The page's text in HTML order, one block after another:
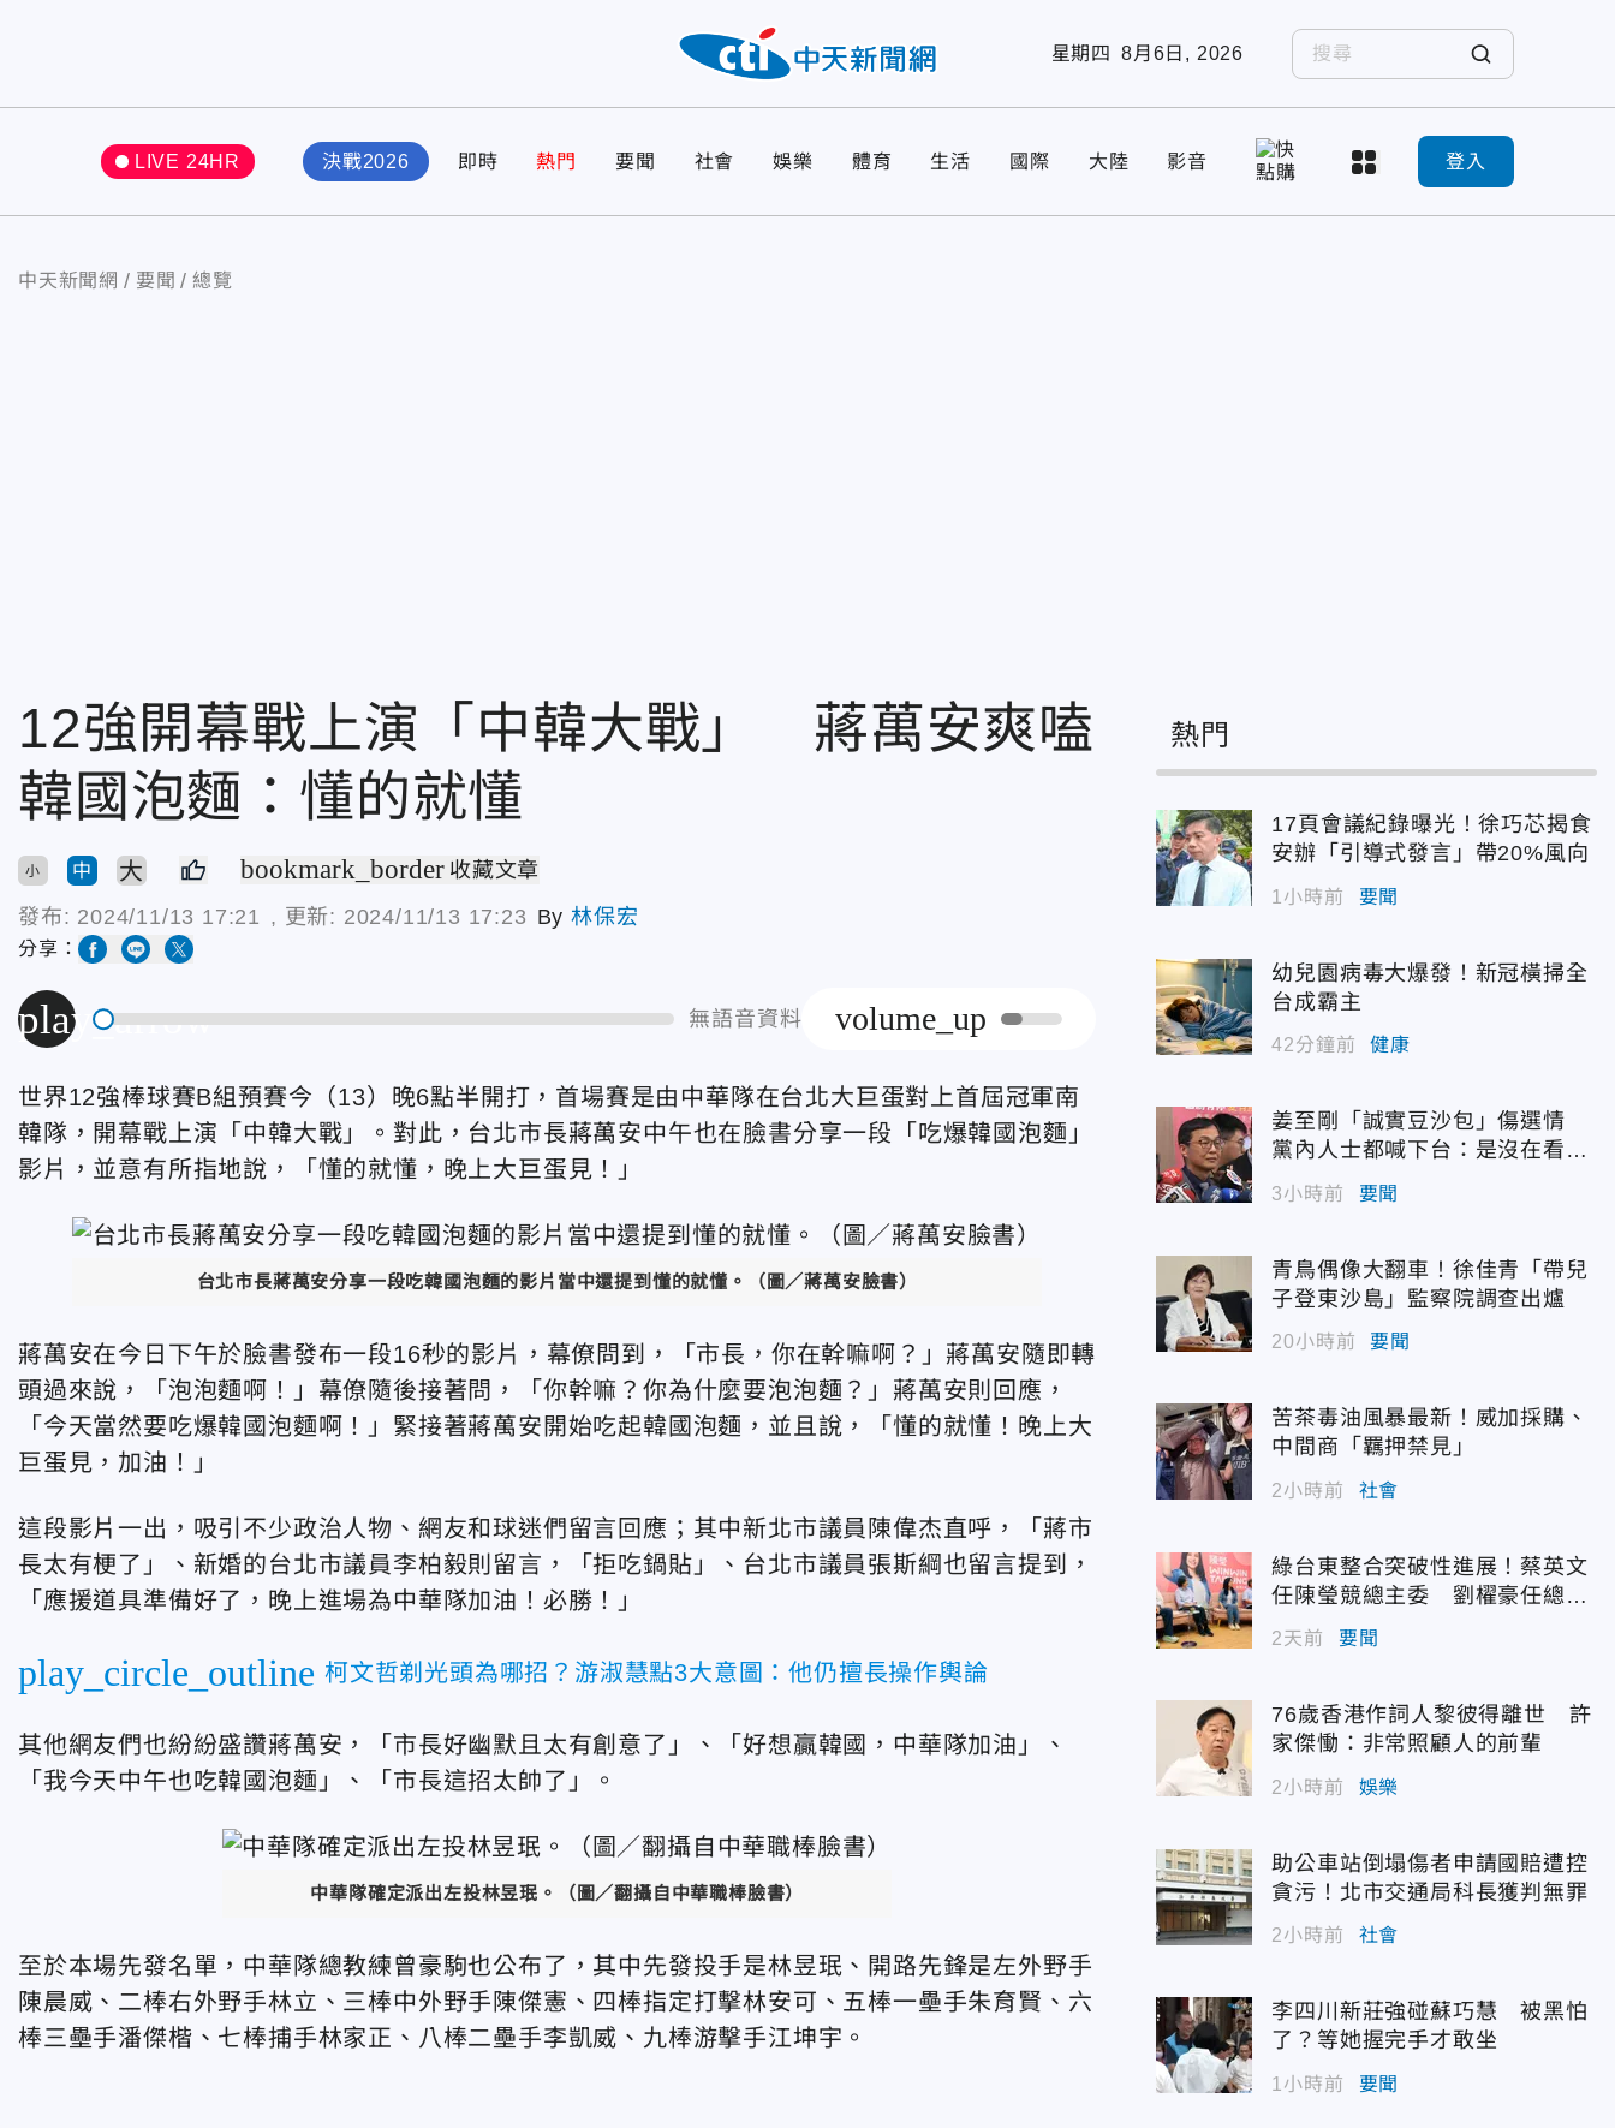
星期四 8月6日, 2026
LIVE 24HR 決戰2026 即時 熱門 要聞 社會 娛樂 體育 生活 國際 大陸 影音 登入
中天新聞網 要聞 總覽
12強開幕戰上演「中韓大戰」 蔣萬安爽嗑
韓國泡麵：懂的就懂
小 中 大 bookmark_border 收藏文章
發布: 2024/11/13 17:21 , 更新: 2024/11/13 17:23 By林保宏
分享：
play_arrow 無語音資料 volume_up
世界12強棒球賽B組預賽今（13）晚6點半開打，首場賽是由中華隊在台北大巨蛋對上首屆冠軍南
韓隊，開幕戰上演「中韓大戰」。對此，台北市長蔣萬安中午也在臉書分享一段「吃爆韓國泡麵」
影片，並意有所指地說，「懂的就懂，晚上大巨蛋見！」
台北市長蔣萬安分享一段吃韓國泡麵的影片當中還提到懂的就懂。（圖／蔣萬安臉書）
蔣萬安在今日下午於臉書發布一段16秒的影片，幕僚問到，「市長，你在幹嘛啊？」蔣萬安隨即轉
頭過來說，「泡泡麵啊！」幕僚隨後接著問，「你幹嘛？你為什麼要泡泡麵？」蔣萬安則回應，
「今天當然要吃爆韓國泡麵啊！」緊接著蔣萬安開始吃起韓國泡麵，並且說，「懂的就懂！晚上大
巨蛋見，加油！」
這段影片一出，吸引不少政治人物、網友和球迷們留言回應；其中新北市議員陳偉杰直呼，「蔣市
長太有梗了」、新婚的台北市議員李柏毅則留言，「拒吃鍋貼」、台北市議員張斯綱也留言提到，
「應援道具準備好了，晚上進場為中華隊加油！必勝！」
play_circle_outline 柯文哲剃光頭為哪招？游淑慧點3大意圖：他仍擅長操作輿論
其他網友們也紛紛盛讚蔣萬安，「市長好幽默且太有創意了」、「好想贏韓國，中華隊加油」、
「我今天中午也吃韓國泡麵」、「市長這招太帥了」。
中華隊確定派出左投林昱珉。（圖／翻攝自中華職棒臉書）
至於本場先發名單，中華隊總教練曾豪駒也公布了，其中先發投手是林昱珉、開路先鋒是左外野手
陳晨威、二棒右外野手林立、三棒中外野手陳傑憲、四棒指定打擊林安可、五棒一壘手朱育賢、六
棒三壘手潘傑楷、七棒捕手林家正、八棒二壘手李凱威、九棒游擊手江坤宇。
熱門
17頁會議紀錄曝光！徐巧芯揭食
安辦「引導式發言」帶20%風向
1小時前 要聞
幼兒園病毒大爆發！新冠橫掃全
台成霸主
42分鐘前 健康
姜至剛「誠實豆沙包」傷選情
黨內人士都喊下台：是沒在看輿
情嗎？
3小時前 要聞
青鳥偶像大翻車！徐佳青「帶兒
子登東沙島」監察院調查出爐
20小時前 要聞
苦茶毒油風暴最新！威加採購、
中間商「羈押禁見」
2小時前 社會
綠台東整合突破性進展！蔡英文
任陳瑩競總主委 劉櫂豪任總幹
2天前 要聞
76歲香港作詞人黎彼得離世 許
家傑慟：非常照顧人的前輩
2小時前 娛樂
助公車站倒塌傷者申請國賠遭控
貪污！北市交通局科長獲判無罪
2小時前 社會
李四川新莊強碰蘇巧慧 被黑怕
了？等她握完手才敢坐
1小時前 要聞